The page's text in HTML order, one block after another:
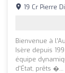
19 Cr Pierre
Bienvenue à
Isère depuis
équipe
d'État, prêts �...